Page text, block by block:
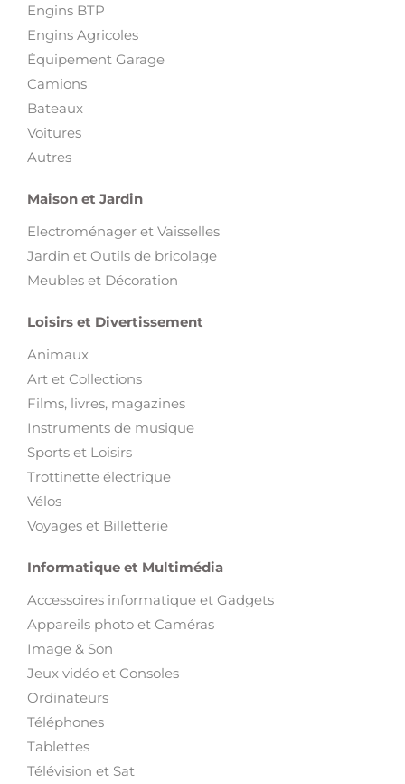
Engins BTP
Engins Agricoles
Équipement Garage
Camions
Bateaux
Voitures
Autres
Maison et Jardin
Electroménager et Vaisselles
Jardin et Outils de bricolage
Meubles et Décoration
Loisirs et Divertissement
Animaux
Art et Collections
Films, livres, magazines
Instruments de musique
Sports et Loisirs
Trottinette électrique
Vélos
Voyages et Billetterie
Informatique et Multimédia
Accessoires informatique et Gadgets
Appareils photo et Caméras
Image & Son
Jeux vidéo et Consoles
Ordinateurs
Téléphones
Tablettes
Télévision et Sat